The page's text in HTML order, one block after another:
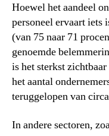
Hoewel het aandeel
personeel ervaart iets
(van 75 naar 71
genoemde
is het sterkst
het aantal
teruggelopen van
In andere sectoren,